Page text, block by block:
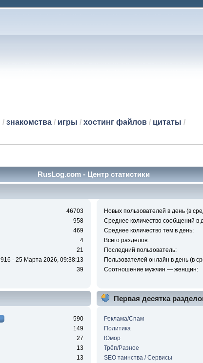
/ знакомства/ игры / хостинг файлов/ цитаты /
RusLog.com - Центр статистики
46703
958
469
4
21
916 - 25 Марта 2026, 09:38:13
39
Новых пользователей в день (в
Среднее количество сообщений в
Среднее количество тем в день:
Всего разделов:
Последний пользователь:
Пользователей онлайн в день (в
Соотношение мужчин — женщин:
590
149
27
13
13
Первая десятка
Реклама/Спам
Политика
Юмор
Трёп/Разное
SEO таинства / Сервисы